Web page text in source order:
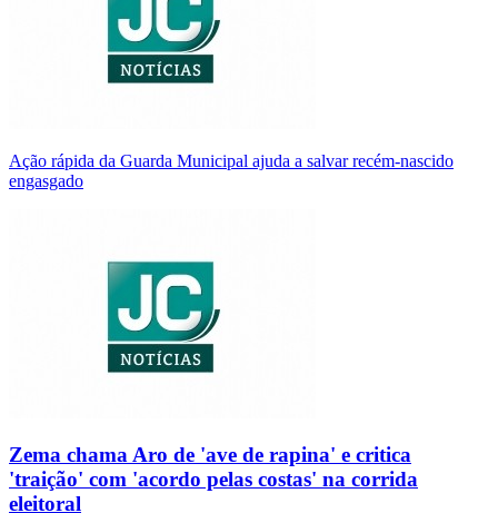
Ação rápida da Guarda Municipal ajuda a salvar recém-nascido
engasgado
Zema chama Aro de 'ave de rapina' e critica
'traição' com 'acordo pelas costas' na corrida
eleitoral